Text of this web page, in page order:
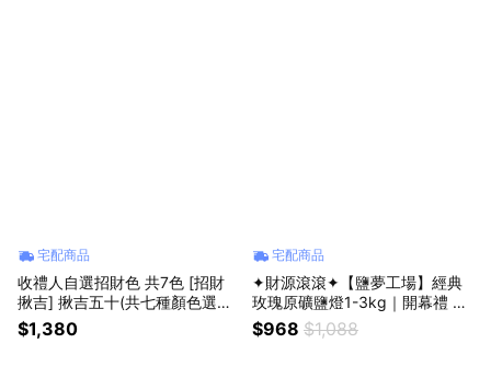
宅配商品
收禮人自選招財色 共7色 [招財
揪吉] 揪吉五十(共七種顏色選
擇）
$1,380
宅配商品
✦財源滾滾✦【鹽夢工場】經典
玫瑰原礦鹽燈1-3kg｜開幕禮 慶
開業 原木底座 質感生活 造型燈
飾
$968 $1,088